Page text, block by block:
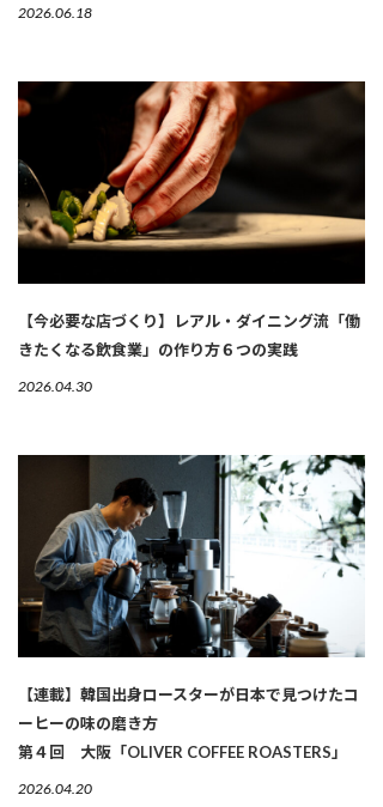
2026.06.18
【今必要な店づくり】レアル・ダイニング流「働
きたくなる飲食業」の作り方６つの実践
2026.04.30
【連載】韓国出身ロースターが日本で見つけたコ
ーヒーの味の磨き方
第４回 大阪「OLIVER COFFEE ROASTERS」
2026.04.20